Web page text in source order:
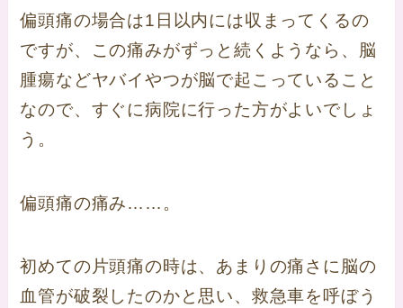
偏頭痛の場合は1日以内には収まってくるの
ですが、この痛みがずっと続くようなら、脳
腫瘍などヤバイやつが脳で起こっていること
なので、すぐに病院に行った方がよいでしょ
う。
偏頭痛の痛み……。
初めての片頭痛の時は、あまりの痛さに脳の
血管が破裂したのかと思い、救急車を呼ぼう